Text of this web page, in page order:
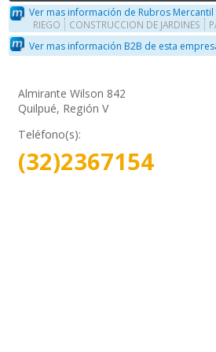
Ver mas información de Rubros Mercantil
RIEGO CONSTRUCCION DE JARDINES
Ver mas información B2B de esta
Almirante Wilson 842
Quilpué, Región V
Teléfono(s):
(32)2367154